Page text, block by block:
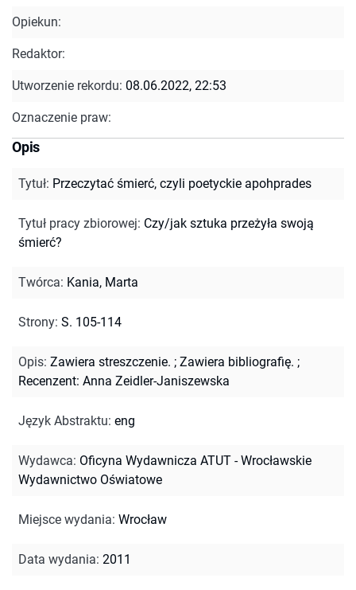
Opiekun:
Redaktor:
Utworzenie rekordu: 08.06.2022, 22:53
Oznaczenie praw:
Opis
Tytuł: Przeczytać śmierć, czyli poetyckie apohprades
Tytuł pracy zbiorowej: Czy/jak sztuka przeżyła swoją
śmierć?
Twórca: Kania, Marta
Strony: S. 105-114
Opis: Zawiera streszczenie. ; Zawiera bibliografię. ;
Recenzent: Anna Zeidler-Janiszewska
Język Abstraktu: eng
Wydawca: Oficyna Wydawnicza ATUT - Wrocławskie
Wydawnictwo Oświatowe
Miejsce wydania: Wrocław
Data wydania: 2011